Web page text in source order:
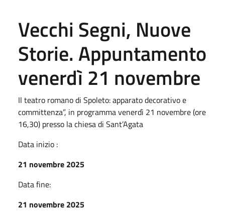
Vecchi Segni, Nuove
Storie. Appuntamento
venerdì 21 novembre
Il teatro romano di Spoleto: apparato decorativo e
committenza”, in programma venerdì 21 novembre (ore
16,30) presso la chiesa di Sant’Agata
Data inizio :
21 novembre 2025
Data fine:
21 novembre 2025